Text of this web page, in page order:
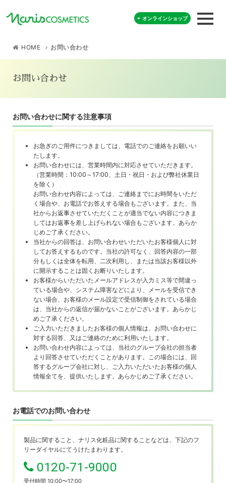
オンラインショップ
HOME お問い合わせ
お問い合わせ
お問い合わせに関する注意事項
お急ぎのご用件につきましては、電話でのご連絡をお願いい
たします。
お問い合わせには、営業時間内に対応させていただきます。
（営業時間：10:00～17:00、土日・祝日・および弊社休業日
を除く）
お問い合わせ内容によっては、ご連絡までにお時間をいただ
く場合や、お電話でお答えする場合もございます。また、当
社からお返事させていただくことが適当でない内容につきま
してはお返事を差し上げられない場合もございます。あらか
じめご了承ください。
当社からの回答は、お問い合わせいただいたお客様個人に対
してお答えするものです。当社の許可なく、回答内容の一部
分もしくは全体を転用、二次利用し、または当該お客様以外
に開示することは固くお断りいたします。
お客様からいただいたメールアドレスが入力ミス等で間違っ
ている場合や、システム障害などにより、メールを受信でき
ない場合、お客様のメール設定で受信制御をされている場合
は、当社からの返信が届かないことがございます。あらかじ
めご了承ください。
ご入力いただきましたお客様の個人情報は、お問い合わせに
対する回答、又はご連絡のために利用いたします。
お問い合わせ内容によっては、当社のグループ会社の担当者
より回答させていただくことがあります。この場合には、回
答するグループ会社に対し、ご入力いただいたお客様の個人
情報全てを、提供いたします。あらかじめご了承ください。
お電話でのお問い合わせ
製品に関すること、ナリス化粧品に関することなどは、下記のフ
リーダイヤルにてうけたまわります。
0120-71-9000
受付時間 10:00〜17:00